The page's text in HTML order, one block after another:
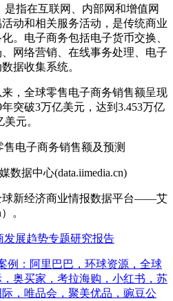
在互联网、内部网和增值网
动和相关服务活动，是传统商业
。电子商务包括电子货币交换、
网络营销、在线事务处理、电子
据收集系统。
，全球零售电子商务销售额呈现
突破3万亿美元，达到3.453万亿
元。
据中心(data.iimedia.cn)
新经济商业情报数据平台——艾
。
发展趋势专题研究报告
例：阿里巴巴，环球资源，全球
奥买家，考拉海购，小红书，苏
，唯品会，聚美优品，豌豆公